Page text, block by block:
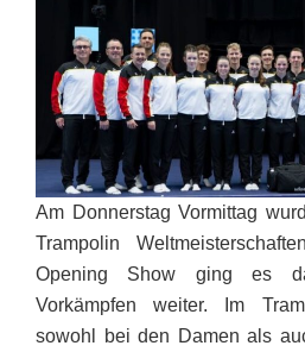
Am Donnerstag Vormittag
Trampolin
Opening Show ging es
Vorkämpfen weiter. Im
sowohl bei den Damen als